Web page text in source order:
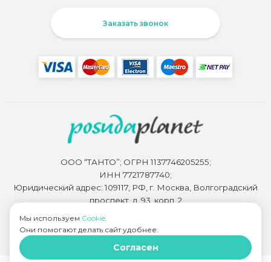
Заказать звонок
ООО “ТАНТО”; ОГРН 1137746205255;
ИНН 7721787740;
Юридический адрес: 109117, РФ, г. Москва, Волгоградский
проспект, д. 93, корп. 2
Разработкой сайта занимается
Мы используем Cookie.
Они помогают делать сайт удобнее.
Согласен